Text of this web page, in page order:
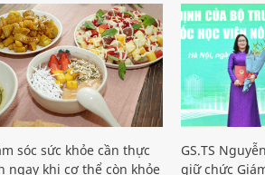
sóc sức khỏe cần thực
ngay khi cơ thể còn khỏe
GS.TS
giữ chức